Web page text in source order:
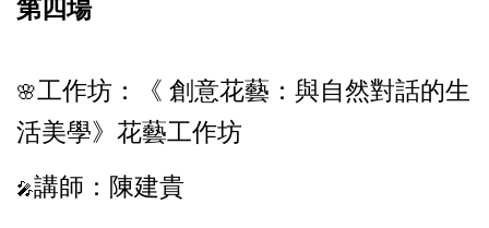
第四場
🌸工作坊：
《 創意花藝：與自然對話的生
活美學》花藝工作坊
🎤講師：陳建貴